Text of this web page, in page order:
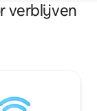
verblijven